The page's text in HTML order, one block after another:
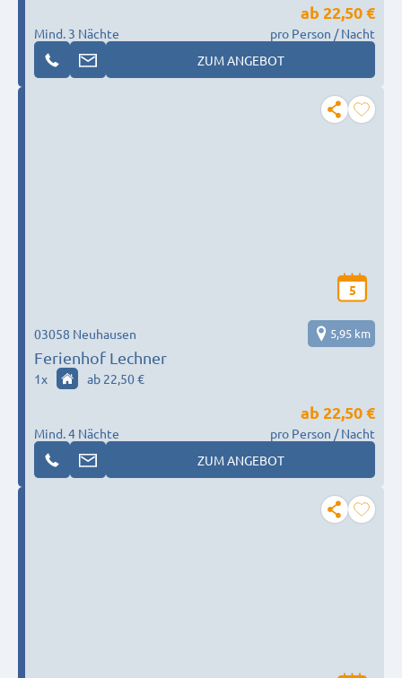
Mind. 3 Nächte
ab 22,50 €
pro Person / Nacht
ZUM ANGEBOT
5
Ferienhof Lechner
03058 Neuhausen 5,95 km
1x ab 22,50 €
Mind. 4 Nächte
ab 22,50 €
pro Person / Nacht
ZUM ANGEBOT